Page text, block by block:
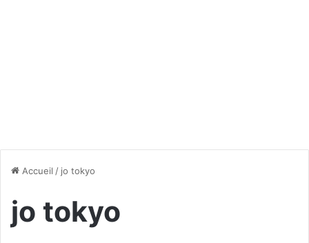
Accueil / jo tokyo
jo tokyo